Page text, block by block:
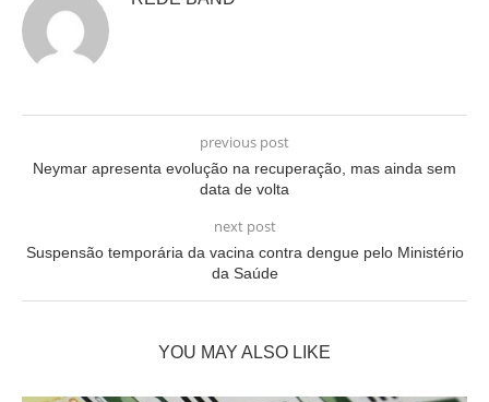
previous post
Neymar apresenta evolução na recuperação, mas ainda sem
data de volta
next post
Suspensão temporária da vacina contra dengue pelo Ministério
da Saúde
YOU MAY ALSO LIKE